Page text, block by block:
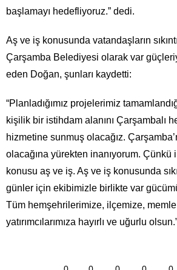
başlamayı hedefliyoruz.” dedi.
Aş ve iş konusunda vatandaşların
Çarşamba Belediyesi olarak var
eden Doğan, şunları kaydetti:
“Planladığımız projelerimiz
kişilik bir istihdam alanını Çarşambalı
hizmetine sunmuş olacağız.
olacağına yürekten inanıyorum. Çünkü
konusu aş ve iş. Aş ve iş konusunda
günler için ekibimizle birlikte var
Tüm hemşehrilerimize, ilçemize,
yatırımcılarımıza hayırlı ve uğurlu